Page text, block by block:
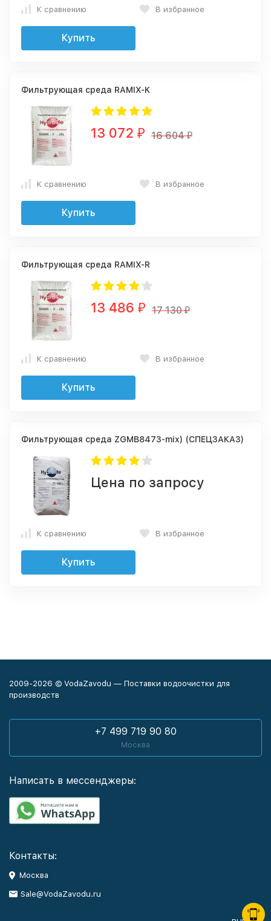
К сравнению В избранное
Купить
Фильтрующая среда RAMIX-K
13 072 ₽ 16 604₽
К сравнению В избранное
Купить
Фильтрующая среда RAMIX-R
13 486 ₽ 17 130₽
К сравнению В избранное
Купить
Фильтрующая среда ZGMB8473-mix) (СПЕЦЗАКАЗ)
Цена по запросу
К сравнению В избранное
Купить
2009-2026 © VodaZavodu — Поставки водоочистки для
производств
+7 499 719 90 80
Москва
Написать в мессенджеры:
Контакты:
Москва
Sale@VodaZavodu.ru